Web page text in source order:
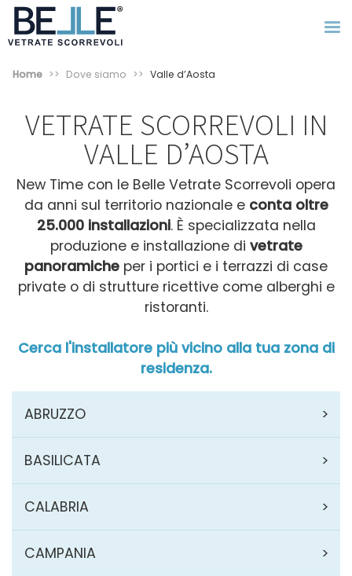
Home Dove siamo Valle d’Aosta
VETRATE SCORREVOLI IN
VALLE D’AOSTA
New Time con le Belle Vetrate Scorrevoli opera
da anni sul territorio nazionale e conta oltre
25.000 installazioni. È specializzata nella
produzione e installazione di vetrate
panoramiche per i portici e i terrazzi di case
private o di strutture ricettive come alberghi e
ristoranti.
Cerca l'installatore più vicino alla tua zona di
residenza.
ABRUZZO
BASILICATA
CALABRIA
CAMPANIA